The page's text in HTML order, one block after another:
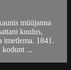
müüjanna
kuulus,
imetlema. 1841.
kodunt ...